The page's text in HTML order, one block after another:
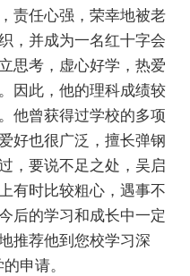
责任心强，荣幸地被老
，并成为一名红十字会
思考，虚心好学，热爱
因此，他的理科成绩较
他曾获得过学校的多项
好也很广泛，擅长弹钢
，要说不足之处，吴启
有时比较粗心，遇事不
后的学习和成长中一定
推荐他到您校学习深
申请。